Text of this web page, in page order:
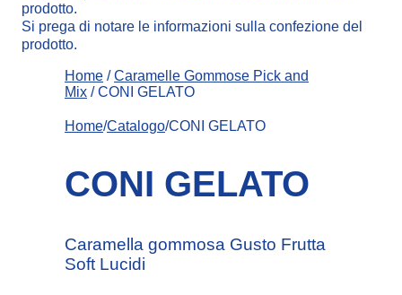
prodotto.
Si prega di notare le informazioni sulla confezione del
prodotto.
Home /Caramelle Gommose Pick and
Mix / CONI GELATO
Home/Catalogo/CONI GELATO
CONI GELATO
Caramella gommosa Gusto Frutta
Soft Lucidi